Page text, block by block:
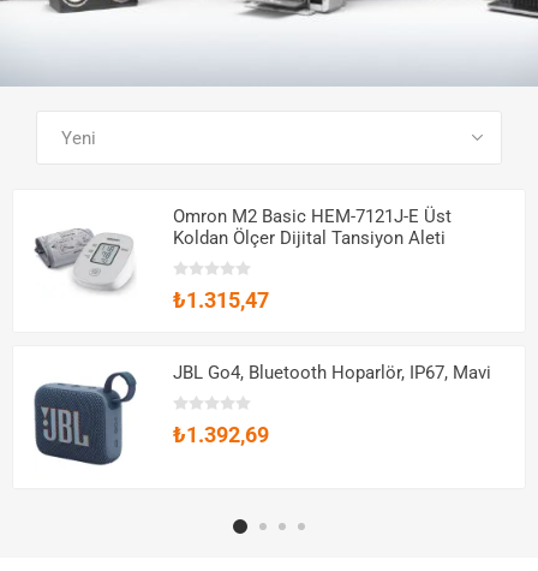
SEE ALL PRODUCTS
Omron M2 Basic HEM-7121J-E Üst
Koldan Ölçer Dijital Tansiyon Aleti
₺1.315,47
JBL Go4, Bluetooth Hoparlör, IP67, Mavi
₺1.392,69